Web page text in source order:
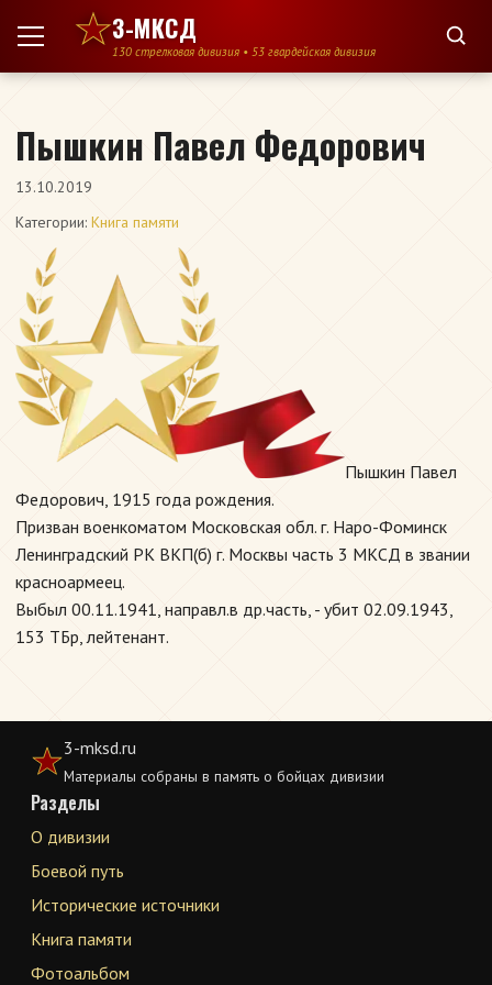
Перейти к содержимому
3-МКСД
130 стрелковая дивизия • 53 гвардейская дивизия
Пышкин Павел Федорович
13.10.2019
Категории: Книга памяти
Пышкин Павел
Федорович, 1915 года рождения.
Призван военкоматом Московская обл. г. Наро-Фоминск
Ленинградский РК ВКП(б) г. Москвы часть 3 МКСД в звании
красноармеец.
Выбыл 00.11.1941, направл.в др.часть, - убит 02.09.1943,
153 ТБр, лейтенант.
3-mksd.ru
Материалы собраны в память о бойцах дивизии
Разделы
О дивизии
Боевой путь
Исторические источники
Книга памяти
Фотоальбом